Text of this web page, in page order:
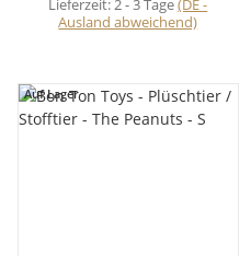
Lieferzeit:2 - 3 Tage(DE -
Ausland abweichend)
Auf Lager